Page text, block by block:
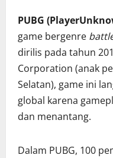
PUBG
game bergenre
dirilis pada tahun
Corporation (anak
Selatan), game ini
global karena
dan menantang.
Dalam PUBG, 100